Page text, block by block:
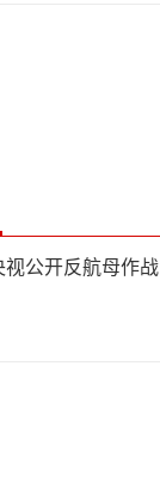
公开反航母作战